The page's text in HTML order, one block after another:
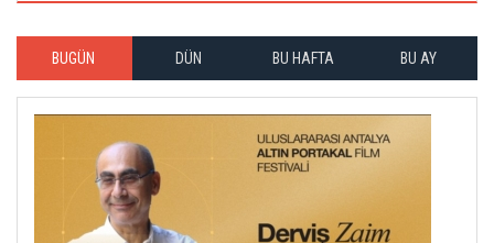
BUGÜN DÜN BU HAFTA BU AY